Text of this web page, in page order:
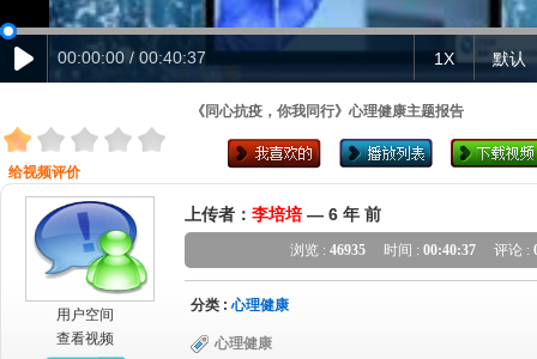
1X 默认
00:00:00 / 00:40:37
《同心抗疫，你我同行》心理健康主题报告
给视频评价
用户空间
查看视频
上传者： 李培培— 6 年 前
浏览 : 46935 时间 : 00:40:37 评论 :
分类 :心理健康
心理健康